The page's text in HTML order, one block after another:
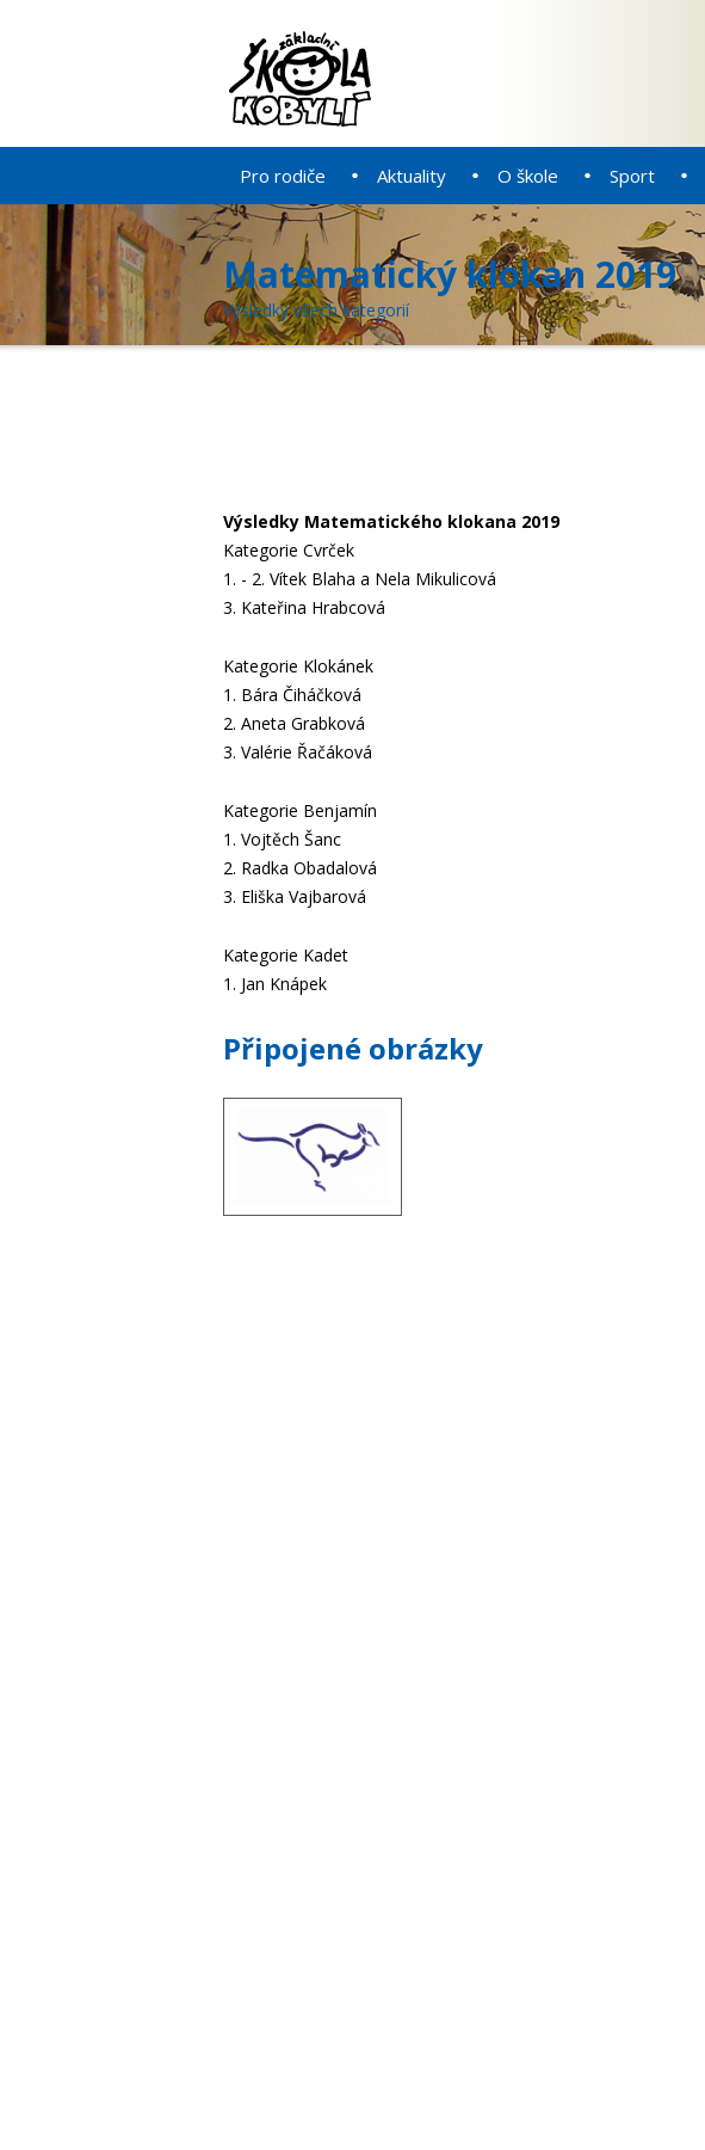
Pro rodiče Aktuality O škole Sport
Matematický klokan 2019
Výsledky všech kategorií
Výsledky Matematického klokana 2019
Kategorie Cvrček
1. - 2. Vítek Blaha a Nela Mikulicová
3. Kateřina Hrabcová
Kategorie Klokánek
1. Bára Čiháčková
2. Aneta Grabková
3. Valérie Řačáková
Kategorie Benjamín
1. Vojtěch Šanc
2. Radka Obadalová
3. Eliška Vajbarová
Kategorie Kadet
1. Jan Knápek
Připojené obrázky